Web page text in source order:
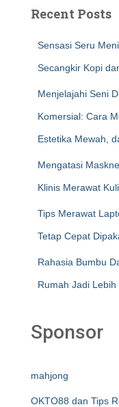
Recent Posts
Sensasi Seru
Secangkir Kopi
Menjelajahi Seni
Komersial: Cara
Estetika Mewah,
Mengatasi
Klinis Merawat
Tips Merawat
Tetap Cepat
Rahasia Bumbu
Rumah Jadi Lebih
Sponsor
mahjong
OKTO88 dan Tips